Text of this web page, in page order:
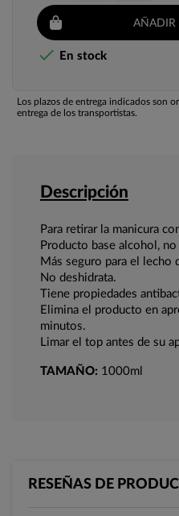
AÑADIR
 En stock
Los plazos de entrega indicados son
entrega de los transportistas.
Descripción
Para retirar la manicura
Producto base alcohol,
Más seguro para el lecho
No deshidrata.
Tiene propiedades
Elimina el producto en
minutos.
Limar el top antes de su
TAMAÑO: 1000ml
RESEÑAS DE